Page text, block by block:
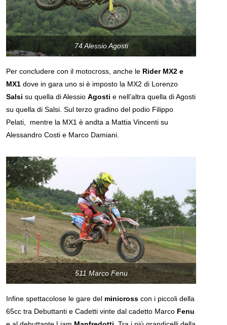
74 Alessio Agosti
Per concludere con il motocross, anche le Rider MX2 e
MX1 dove in gara uno si è imposto la MX2 di Lorenzo
Salsi su quella di AlessioAgosti e nell’altra quella di Agosti
su quella di Salsi. Sul terzo gradino del podio Filippo
Pelati, mentre la MX1 è andta a Mattia Vincenti su
Alessandro Costi e Marco Damiani.
511 Marco Fenu
Infine spettacolose le gare del minicross con i piccoli della
65cc tra Debuttanti e Cadetti vinte dal cadetto Marco Fenu